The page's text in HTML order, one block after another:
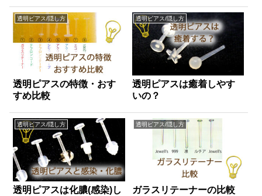
透明ピアス/隠し方
透明ピアスの特徴・おす
すめ比較
透明ピアス/隠し方
透明ピアスは癒着しやす
いの？
透明ピアス/隠し方
透明ピアスは化膿(感染)し
透明ピアス/隠し方
ガラスリテーナーの比較